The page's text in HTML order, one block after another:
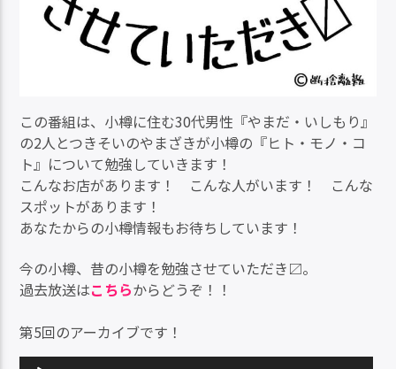
この番組は、小樽に住む30代男性『やまだ・いしもり』
の2人とつきそいのやまざきが小樽の『ヒト・モノ・コ
ト』について勉強していきます！
こんなお店があります！ こんな人がいます！ こんな
スポットがあります！
あなたからの小樽情報もお待ちしています！
今の小樽、昔の小樽を勉強させていただき〼。
過去放送はこちらからどうぞ！！
第5回のアーカイブです！